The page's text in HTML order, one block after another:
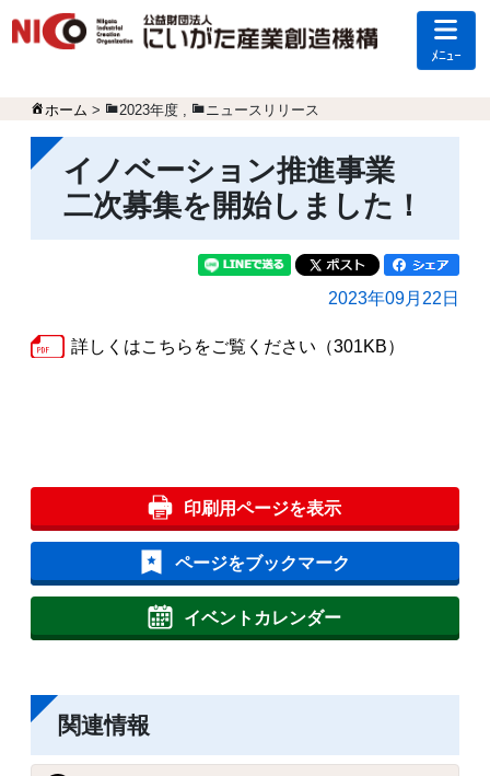
ﾒﾆｭｰ
ホーム > 2023年度 , ニュースリリース
イノベーション推進事業
二次募集を開始しました！
2023年09月22日
詳しくはこちらをご覧ください（301KB）
印刷用ページを表示
ページをブックマーク
イベントカレンダー
関連情報